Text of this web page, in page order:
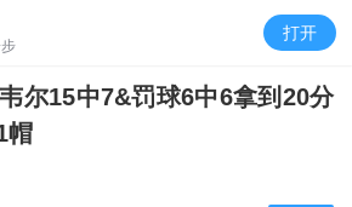
打开
尔15中7&罚球6中6拿到20分
帽